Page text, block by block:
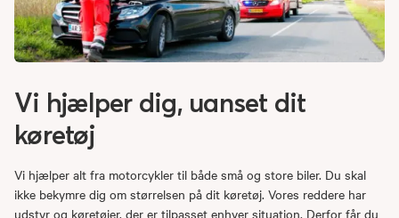
Vi hjælper dig, uanset dit
køretøj
Vi hjælper alt fra motorcykler til både små og store biler. Du skal
ikke bekymre dig om størrelsen på dit køretøj. Vores reddere har
udstyr og køretøjer, der er tilpasset enhver situation. Derfor får du